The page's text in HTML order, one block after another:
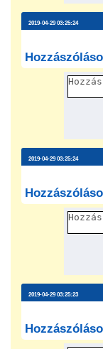
2019-04-29 03:25:24
2019-04-29 03:25:24
2019-04-29 03:25:23